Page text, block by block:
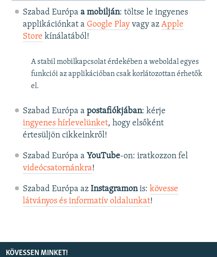
Szabad Európa a mobilján: töltse le ingyenes
applikációnkat a Google Playvagy az Apple
Store kínálatából!
A stabil mobilkapcsolat érdekében a weboldal egyes
funkciói az applikációban csak korlátozottan érhetők
el.
Szabad Európa a postafiókjában: kérje
ingyenes hírlevelünket, hogy elsőként
értesüljön cikkeinkről!
Szabad Európa a YouTube-on: iratkozzon fel
videócsatornánkra!
Szabad Európa az Instagramonis: kövesse
látványos és informatív oldalunkat! ​
KÖVESSEN MINKET!